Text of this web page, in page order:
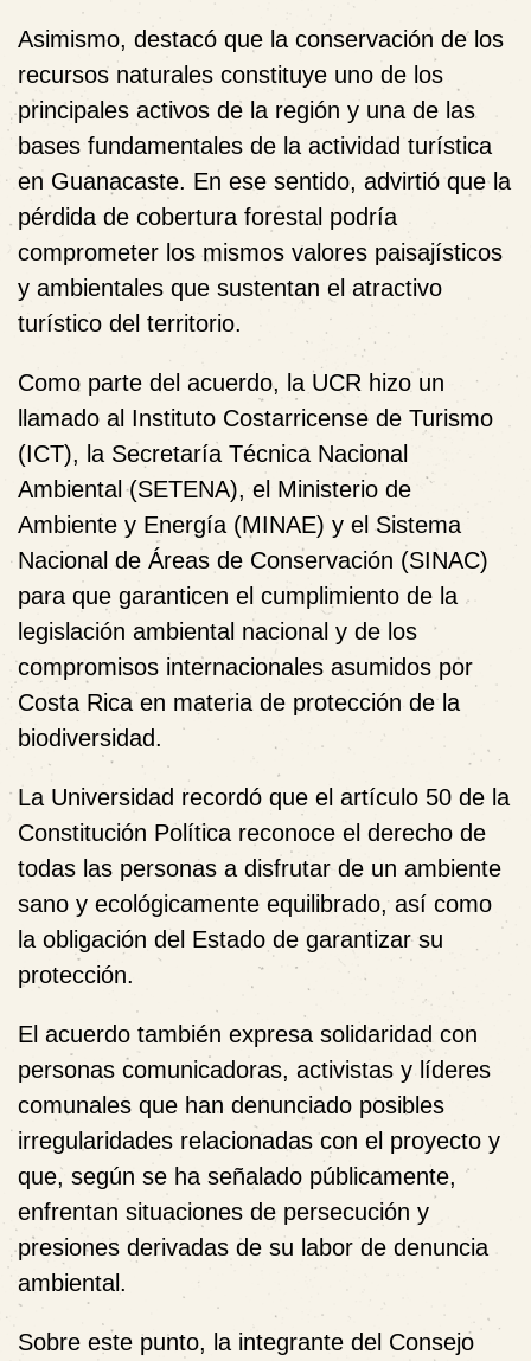
Asimismo, destacó que la conservación de los
recursos naturales constituye uno de los
principales activos de la región y una de las
bases fundamentales de la actividad turística
en Guanacaste. En ese sentido, advirtió que la
pérdida de cobertura forestal podría
comprometer los mismos valores paisajísticos
y ambientales que sustentan el atractivo
turístico del territorio.
Como parte del acuerdo, la UCR hizo un
llamado al Instituto Costarricense de Turismo
(ICT), la Secretaría Técnica Nacional
Ambiental (SETENA), el Ministerio de
Ambiente y Energía (MINAE) y el Sistema
Nacional de Áreas de Conservación (SINAC)
para que garanticen el cumplimiento de la
legislación ambiental nacional y de los
compromisos internacionales asumidos por
Costa Rica en materia de protección de la
biodiversidad.
La Universidad recordó que el artículo 50 de la
Constitución Política reconoce el derecho de
todas las personas a disfrutar de un ambiente
sano y ecológicamente equilibrado, así como
la obligación del Estado de garantizar su
protección.
El acuerdo también expresa solidaridad con
personas comunicadoras, activistas y líderes
comunales que han denunciado posibles
irregularidades relacionadas con el proyecto y
que, según se ha señalado públicamente,
enfrentan situaciones de persecución y
presiones derivadas de su labor de denuncia
ambiental.
Sobre este punto, la integrante del Consejo